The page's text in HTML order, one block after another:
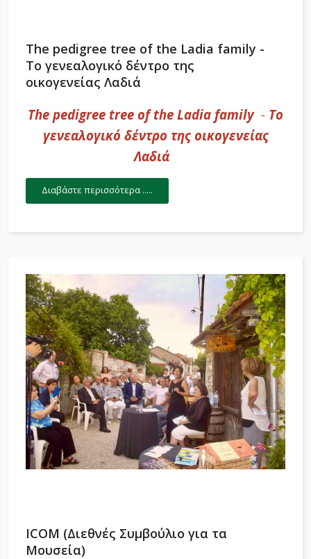
The pedigree tree of the Ladia family -
To γενεαλογικό δέντρο της
οικογενείας Λαδιά
The pedigree tree of the Ladia family- To
γενεαλογικό δέντρο της οικογενείας
Λαδιά
Διαβάστε περισσότερα .....
ICOM (Διεθνές Συμβούλιο για τα
Μουσεία)